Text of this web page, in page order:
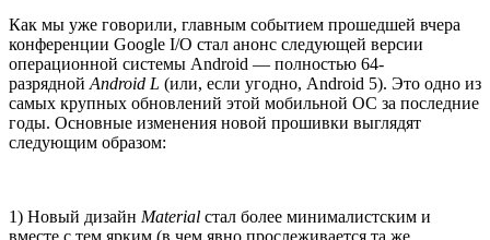
Как мы уже говорили, главным событием прошедшей вчера
конференции Google I/O стал анонс следующей версии
операционной системы Android — полностью 64-
разрядной Android L (или, если угодно, Android 5). Это одно из
самых крупных обновлений этой мобильной ОС за последние
годы. Основные изменения новой прошивки выглядят
следующим образом:
1) Новый дизайн Material стал более минималистским и
вместе с тем ярким (в чем явно прослеживается та же